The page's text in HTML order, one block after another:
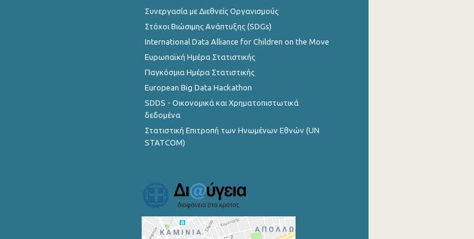
Συνεργασία με Διεθνείς Οργανισμούς
Στόχοι Βιώσιμης Ανάπτυξης (SDGs)
International Data Alliance for Children on the Move
Ευρωπαϊκή Ημέρα Στατιστικής
Παγκόσμια Ημέρα Στατιστικής
European Big Data Hackathon
SDDS - Οικονομικά και Χρηματοπιστωτικά
δεδομένα
Στατιστική Επιτροπή των Ηνωμένων Εθνών (UN
STATCOM)